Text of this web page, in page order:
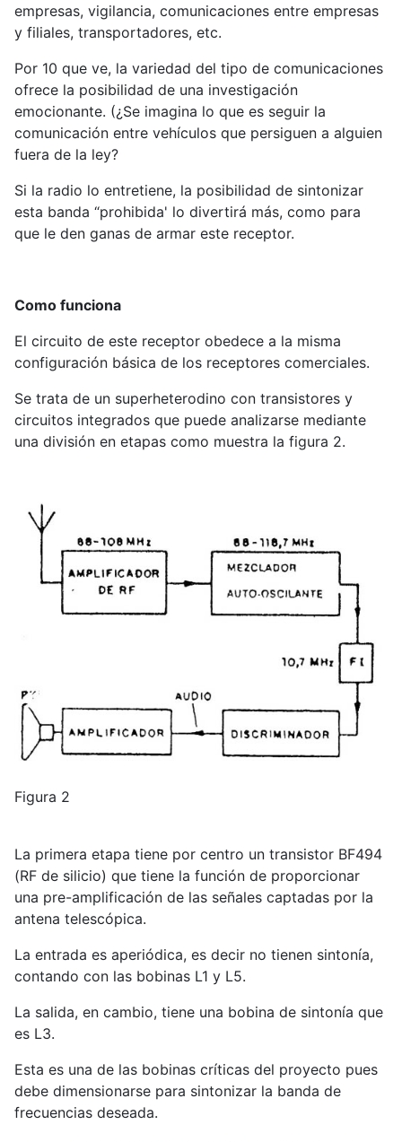
empresas, vigilancia, comunicaciones entre empresas
y filiales, transportadores, etc.
Por 10 que ve, la variedad del tipo de comunicaciones
ofrece la posibilidad de una investigación
emocionante. (¿Se imagina lo que es seguir la
comunicación entre vehículos que persiguen a alguien
fuera de la ley?
Si la radio lo entretiene, la posibilidad de sintonizar
esta banda “prohibida' lo divertirá más, como para
que le den ganas de armar este receptor.
Como funciona
El circuito de este receptor obedece a la misma
configuración básica de los receptores comerciales.
Se trata de un superheterodino con transistores y
circuitos integrados que puede analizarse mediante
una división en etapas como muestra la figura 2.
Figura 2
La primera etapa tiene por centro un transistor BF494
(RF de silicio) que tiene la función de proporcionar
una pre-amplificación de las señales captadas por la
antena telescópica.
La entrada es aperiódica, es decir no tienen sintonía,
contando con las bobinas L1 y L5.
La salida, en cambio, tiene una bobina de sintonía que
es L3.
Esta es una de las bobinas críticas del proyecto pues
debe dimensionarse para sintonizar la banda de
frecuencias deseada.